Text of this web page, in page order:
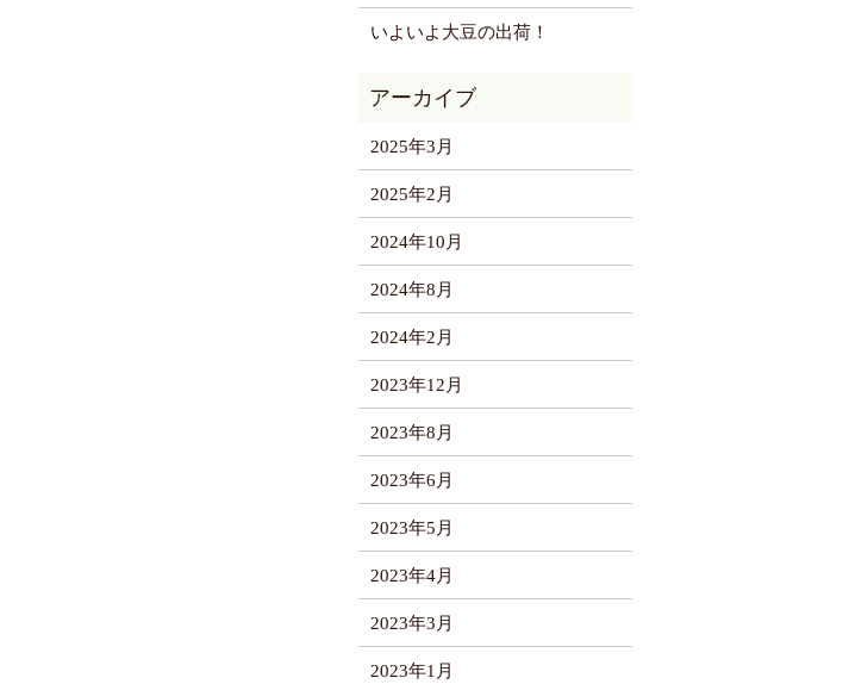
いよいよ大豆の出荷！
2025年3月
2025年2月
2024年10月
2024年8月
2024年2月
2023年12月
2023年8月
2023年6月
2023年5月
2023年4月
2023年3月
2023年1月